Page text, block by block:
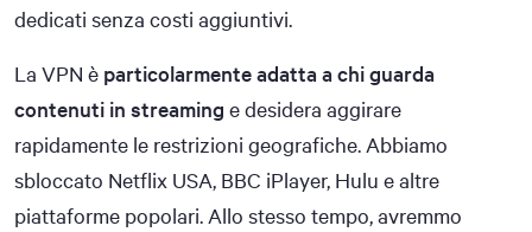
dedicati senza costi aggiuntivi.
La VPN è particolarmente adatta a chi guarda
contenuti in streaming e desidera aggirare
rapidamente le restrizioni geografiche. Abbiamo
sbloccato Netflix USA, BBC iPlayer, Hulu e altre
piattaforme popolari. Allo stesso tempo, avremmo